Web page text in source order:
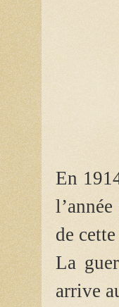
En
de
La
arrive